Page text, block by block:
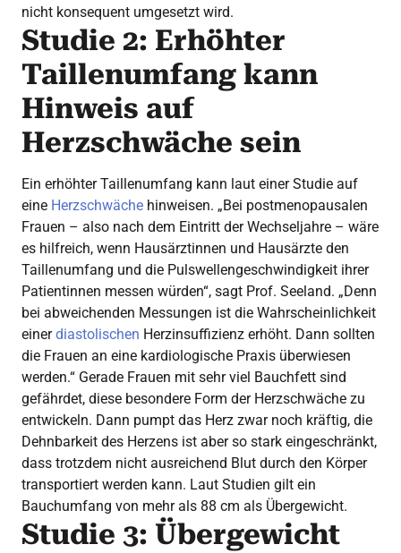
nicht konsequent umgesetzt wird.
Studie 2: Erhöhter
Taillenumfang kann
Hinweis auf
Herzschwäche sein
Ein erhöhter Taillenumfang kann laut einer Studie auf
eine Herzschwäche hinweisen. „Bei postmenopausalen
Frauen – also nach dem Eintritt der Wechseljahre – wäre
es hilfreich, wenn Hausärztinnen und Hausärzte den
Taillenumfang und die Pulswellengeschwindigkeit ihrer
Patientinnen messen würden“, sagt Prof. Seeland. „Denn
bei abweichenden Messungen ist die Wahrscheinlichkeit
einerdiastolischen Herzinsuffizienz erhöht. Dann sollten
die Frauen an eine kardiologische Praxis überwiesen
werden.“ Gerade Frauen mit sehr viel Bauchfett sind
gefährdet, diese besondere Form der Herzschwäche zu
entwickeln. Dann pumpt das Herz zwar noch kräftig, die
Dehnbarkeit des Herzens ist aber so stark eingeschränkt,
dass trotzdem nicht ausreichend Blut durch den Körper
transportiert werden kann. Laut Studien gilt ein
Bauchumfang von mehr als 88 cm als Übergewicht.
Studie 3: Übergewicht